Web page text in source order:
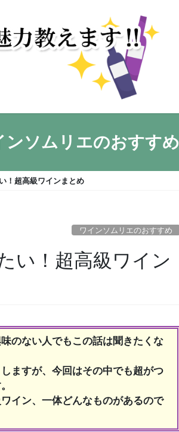
ンソムリエのおすすめ
！超高級ワインまとめ
ワインソムリエのおすすめ
い！超高級ワイン
のない人でもこの話は聞きたくな
ますが、今回はその中でも超がつ
イン、一体どんなものがあるので